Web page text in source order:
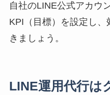
自社のLINE公式アカウ
KPI（目標）を設定し
きましょう。
LINE運用代行は